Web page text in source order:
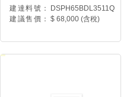
建達料號：
DSPH65BDL3511Q
建議售價： $ 68,000 (含稅)